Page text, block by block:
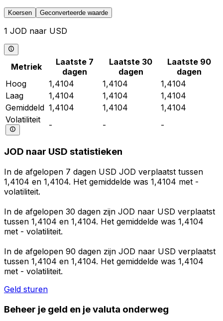
Koersen Geconverteerde waarde
1 JOD naar USD
Metriek
Laatste 7
dagen
Laatste 30
dagen
Laatste 90
dagen
Hoog
1,4104 1,4104
1,4104
Laag
1,4104 1,4104
1,4104
Gemiddeld 1,4104 1,4104
1,4104
Volatiliteit
- - -
JOD naar USD statistieken
In de afgelopen 7 dagen USD JOD verplaatst tussen
1,4104 en 1,4104. Het gemiddelde was 1,4104 met -
volatiliteit.
In de afgelopen 30 dagen zijn JOD naar USD verplaatst
tussen 1,4104 en 1,4104. Het gemiddelde was 1,4104
met - volatiliteit.
In de afgelopen 90 dagen zijn JOD naar USD verplaatst
tussen 1,4104 en 1,4104. Het gemiddelde was 1,4104
met - volatiliteit.
Geld sturen
Beheer je geld en je valuta onderweg